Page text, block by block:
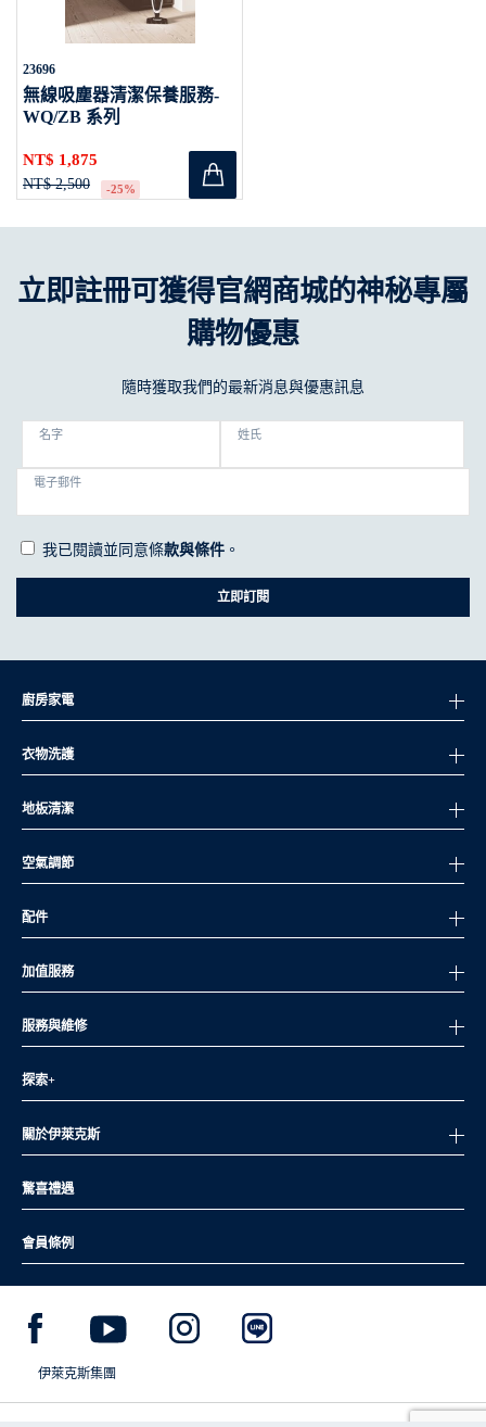
23696
無線吸塵器清潔保養服務-
WQ/ZB 系列
NT$ 1,875
NT$ 2,500 -25%
立即註冊可獲得官網商城的神秘專屬
購物優惠
隨時獲取我們的最新消息與優惠訊息
名字 姓氏
電子郵件
我已閱讀並同意條款與條件 。
立即訂閱
廚房家電
衣物洗護
地板清潔
空氣調節
配件
加值服務
服務與維修
探索+
關於伊萊克斯
驚喜禮遇
會員條例
伊萊克斯集團